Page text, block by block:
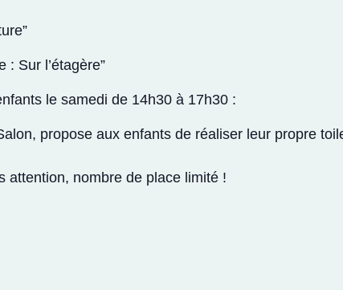
: Sur l’étagère”
le samedi de 14h30 à 17h30 :
propose aux enfants de réaliser leur propre
attention, nombre de place limité !